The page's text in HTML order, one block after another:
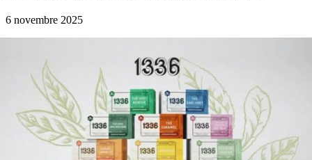
6 novembre 2025